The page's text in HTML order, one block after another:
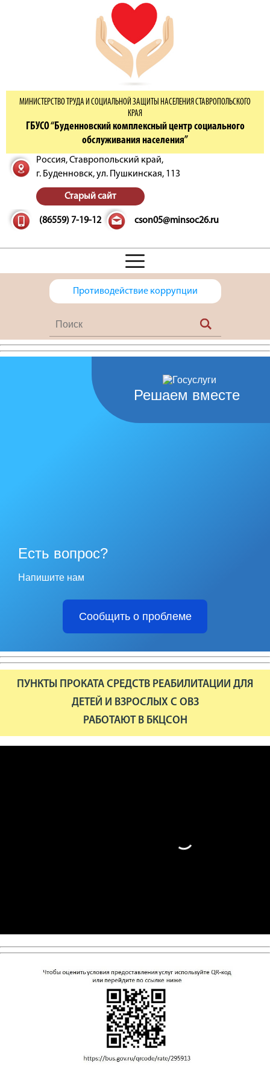
МИНИСТЕРСТВО ТРУДА И СОЦИАЛЬНОЙ ЗАЩИТЫ НАСЕЛЕНИЯ СТАВРОПОЛЬСКОГО
КРАЯ
ГБУСО “Буденновский комплексный центр социального
обслуживания населения”
Россия, Ставропольский край,
г. Буденновск,ул. Пушкинская, 113
Старый сайт
(86559) 7-19-12 cson05@minsoc26.ru
Противодействие коррупции
Решаем вместе
Есть вопрос?
Напишите нам
Сообщить о проблеме
ПУНКТЫ ПРОКАТА СРЕДСТВ РЕАБИЛИТАЦИИ ДЛЯ
ДЕТЕЙ И ВЗРОСЛЫХ С ОВЗ
РАБОТАЮТ В БКЦСОН